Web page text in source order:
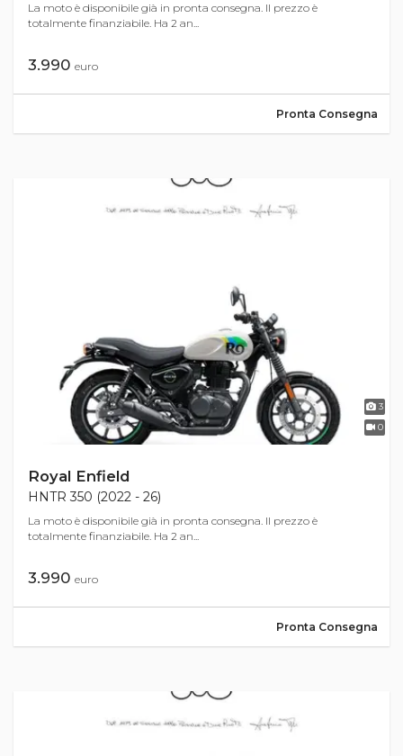
La moto è disponibile già in pronta consegna. Il prezzo è
totalmente finanziabile. Ha 2 an...
3.990 euro
Pronta Consegna
3
0
Royal Enfield
HNTR 350 (2022 - 26)
La moto è disponibile già in pronta consegna. Il prezzo è
totalmente finanziabile. Ha 2 an...
3.990 euro
Pronta Consegna